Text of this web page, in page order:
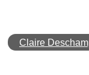
Claire